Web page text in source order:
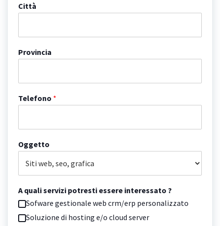
Città
Provincia
Telefono *
Oggetto
A quali servizi potresti essere interessato ?
Sofware gestionale web crm/erp personalizzato
Soluzione di hosting e/o cloud server